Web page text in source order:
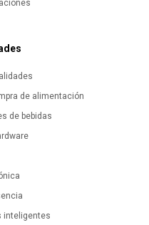
de alimentación
de bebidas
inteligentes